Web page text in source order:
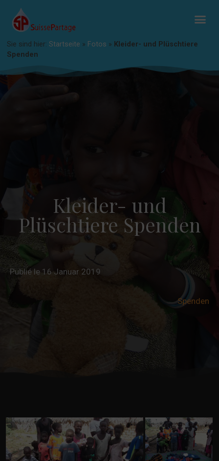
Sie sind hier: Startseite » Fotos » Kleider- und Plüschtiere
Spenden
Kleider- und
Plüschtiere Spenden
Publié le 16 Januar 2019
Spenden